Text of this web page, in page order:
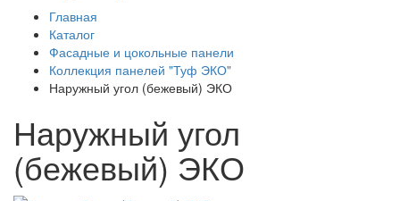
Главная
Каталог
Фасадные и цокольные панели
Коллекция панелей "Туф ЭКО"
Наружный угол (бежевый) ЭКО
Наружный угол
(бежевый) ЭКО